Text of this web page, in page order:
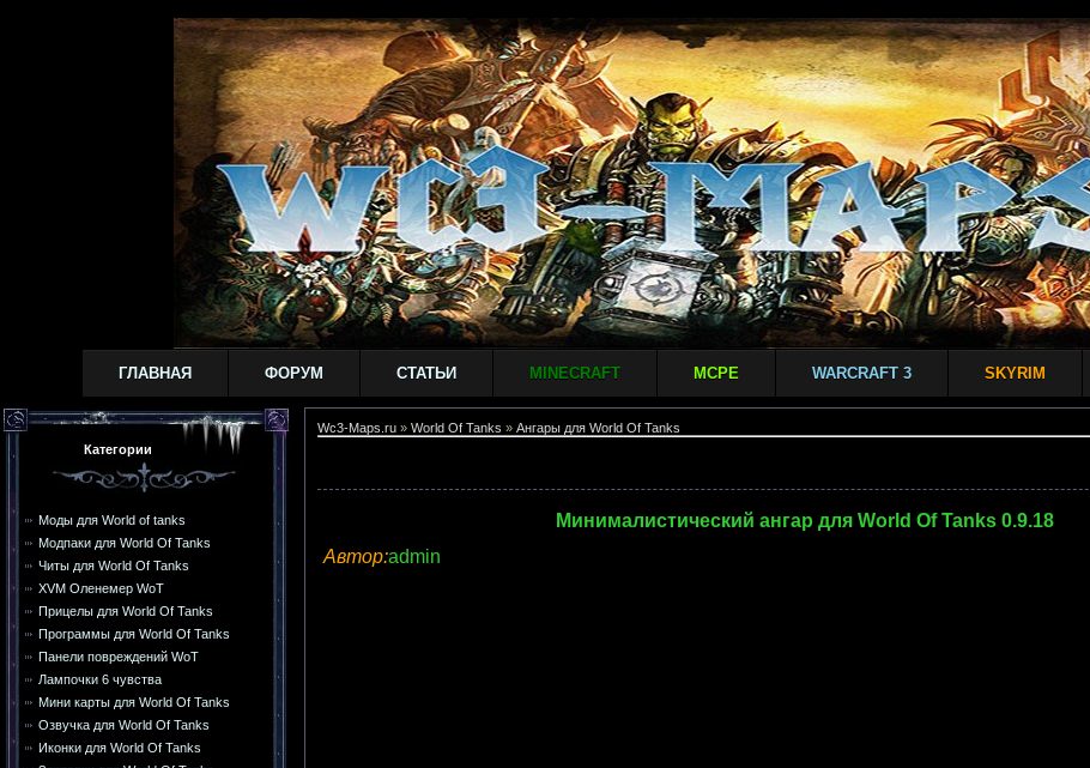
ГЛАВНАЯ ФОРУМ СТАТЬИ MINECRAFT MCPE WARCRAFT 3 SKYRIM
Категории
Моды для World of tanks
Модпаки для World Of Tanks
Читы для World Of Tanks
XVM Оленемер WoT
Прицелы для World Of Tanks
Программы для World Of Tanks
Панели повреждений WoT
Лампочки 6 чувства
Мини карты для World Of Tanks
Озвучка для World Of Tanks
Иконки для World Of Tanks
Wc3-Maps.ru » World Of Tanks » Ангары для World Of Tanks
Минималистический aнгар для World Of Tanks 0.9.18
Автор:admin